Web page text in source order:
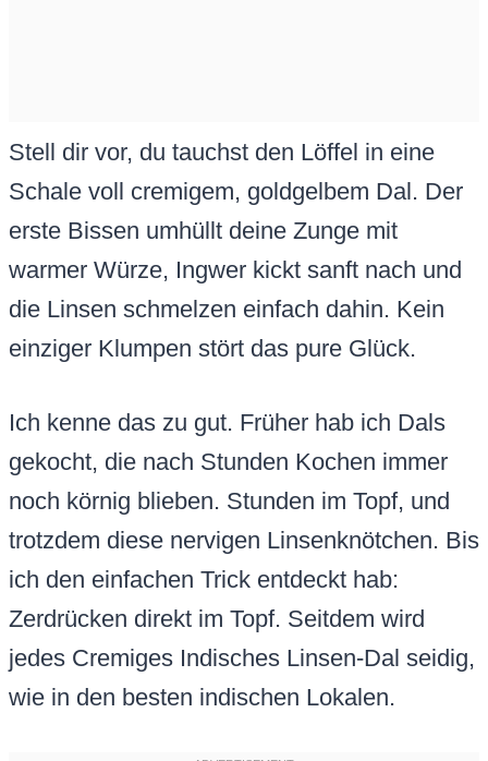
Stell dir vor, du tauchst den Löffel in eine
Schale voll cremigem, goldgelbem Dal. Der
erste Bissen umhüllt deine Zunge mit
warmer Würze, Ingwer kickt sanft nach und
die Linsen schmelzen einfach dahin. Kein
einziger Klumpen stört das pure Glück.
Ich kenne das zu gut. Früher hab ich Dals
gekocht, die nach Stunden Kochen immer
noch körnig blieben. Stunden im Topf, und
trotzdem diese nervigen Linsenknötchen. Bis
ich den einfachen Trick entdeckt hab:
Zerdrücken direkt im Topf. Seitdem wird
jedes Cremiges Indisches Linsen-Dal seidig,
wie in den besten indischen Lokalen.